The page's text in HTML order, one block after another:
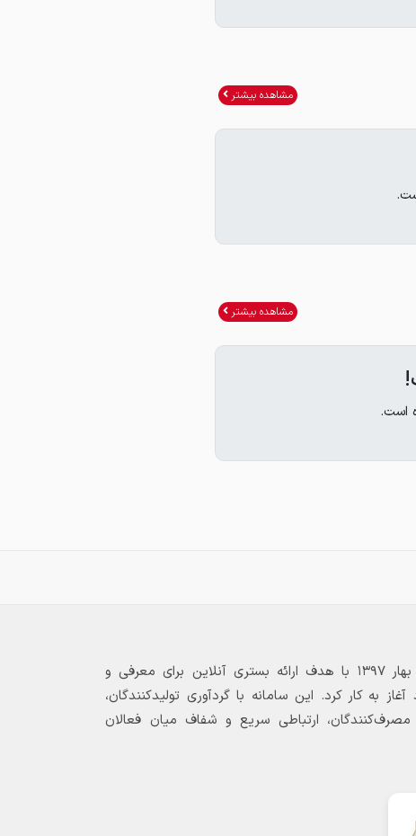
مشاهده بیشتر
مشاهده بیشتر
است.
بازارگاه الکترونیکی فولاد ۲۴ از بهار ۱۳۹۷ با هدف ارائه بستری آنلاین برای معرفی و
به کار کرد. این سامانه با گردآوری تولیدکنندگان،
مصرف‌کنندگان، ارتباطی سریع و شفاف میان فعالان